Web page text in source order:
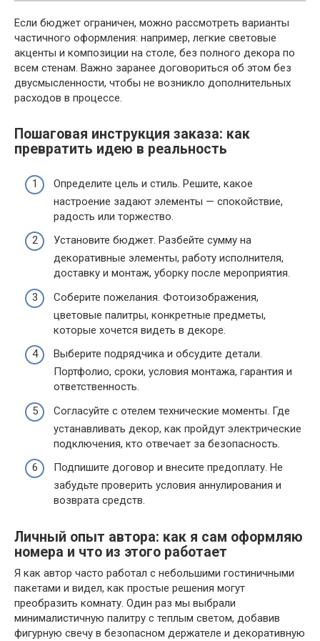
Если бюджет ограничен, можно рассмотреть варианты
частичного оформления: например, легкие световые
акценты и композиции на столе, без полного декора по
всем стенам. Важно заранее договориться об этом без
двусмысленности, чтобы не возникло дополнительных
расходов в процессе.
Пошаговая инструкция заказа: как
превратить идею в реальность
Определите цель и стиль. Решите, какое
настроение задают элементы — спокойствие,
радость или торжество.
Установите бюджет. Разбейте сумму на
декоративные элементы, работу исполнителя,
доставку и монтаж, уборку после мероприятия.
Соберите пожелания. Фотоизображения,
цветовые палитры, конкретные предметы,
которые хочется видеть в декоре.
Выберите подрядчика и обсудите детали.
Портфолио, сроки, условия монтажа, гарантия и
ответственность.
Согласуйте с отелем технические моменты. Где
устанавливать декор, как пройдут электрические
подключения, кто отвечает за безопасность.
Подпишите договор и внесите предоплату. Не
забудьте проверить условия аннулирования и
возврата средств.
Личный опыт автора: как я сам оформляю
номера и что из этого работает
Я как автор часто работал с небольшими гостиничными
пакетами и видел, как простые решения могут
преобразить комнату. Один раз мы выбрали
минималистичную палитру с теплым светом, добавив
фигурную свечу в безопасном держателе и декоративную